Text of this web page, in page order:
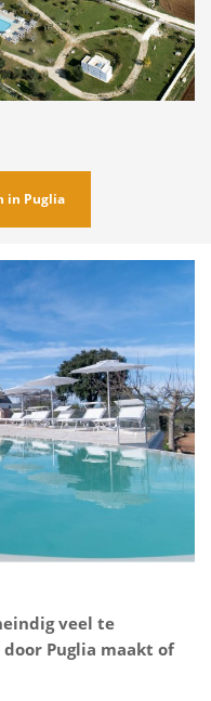
in Puglia
veel te
Puglia maakt of